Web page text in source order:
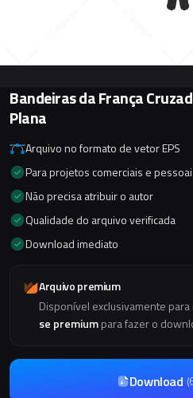
Bandeiras da França
Plana
Arquivo no formato de vetor EPS
Para projetos comerciais e
Não precisa atribuir o autor
Qualidade do arquivo verificada
Download imediato
Arquivo premium
Disponível exclusivamente
se premiumpara fazer o
Download (